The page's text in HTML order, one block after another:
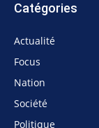
Catégories
Actualité
Focus
Nation
Société
Politique